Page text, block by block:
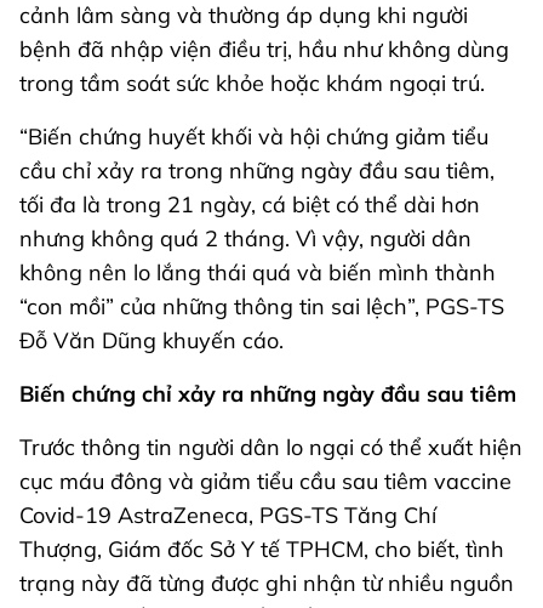
cảnh lâm sàng và thường áp dụng khi người
bệnh đã nhập viện điều trị, hầu như không dùng
trong tầm soát sức khỏe hoặc khám ngoại trú.
“Biến chứng huyết khối và hội chứng giảm tiểu
cầu chỉ xảy ra trong những ngày đầu sau tiêm,
tối đa là trong 21 ngày, cá biệt có thể dài hơn
nhưng không quá 2 tháng. Vì vậy, người dân
không nên lo lắng thái quá và biến mình thành
“con mồi” của những thông tin sai lệch”, PGS-TS
Đỗ Văn Dũng khuyến cáo.
Biến chứng chỉ xảy ra những ngày đầu sau tiêm
Trước thông tin người dân lo ngại có thể xuất hiện
cục máu đông và giảm tiểu cầu sau tiêm vaccine
Covid-19 AstraZeneca, PGS-TS Tăng Chí
Thượng, Giám đốc Sở Y tế TPHCM, cho biết, tình
trạng này đã từng được ghi nhận từ nhiều nguồn